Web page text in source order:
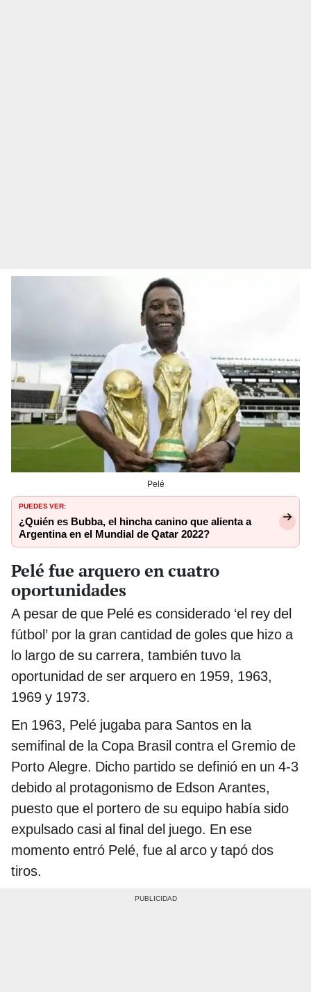
Pelé
PUEDES VER:
¿Quién es Bubba, el hincha canino que alienta a
Argentina en el Mundial de Qatar 2022?
Pelé fue arquero en cuatro
oportunidades
A pesar de que Pelé es considerado ‘el rey del
fútbol’ por la gran cantidad de goles que hizo a
lo largo de su carrera, también tuvo la
oportunidad de ser arquero en 1959, 1963,
1969 y 1973.
En 1963, Pelé jugaba para Santos en la
semifinal de la Copa Brasil contra el Gremio de
Porto Alegre. Dicho partido se definió en un 4-3
debido al protagonismo de Edson Arantes,
puesto que el portero de su equipo había sido
expulsado casi al final del juego. En ese
momento entró Pelé, fue al arco y tapó dos
tiros.